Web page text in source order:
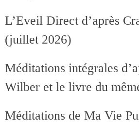
L’Eveil Direct d’après
(juillet 2026)
Méditations intégrales
Wilber et le livre du
Méditations de Ma Vie